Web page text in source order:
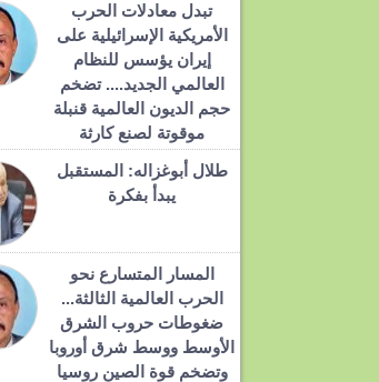
تبدل معادلات الحرب
الأمريكية الإسرائيلية على
إيران يؤسس للنظام
العالمي الجديد.... تضخم
حجم الديون العالمية قنبلة
موقوتة لصنع كارثة
طلال أبوغزاله: المستقبل
يبدأ بفكرة
المسار المتسارع نحو
الحرب العالمية الثالثة...
ضغوطات حروب الشرق
الأوسط ووسط شرق أوروبا
وتضخم قوة الصين روسيا